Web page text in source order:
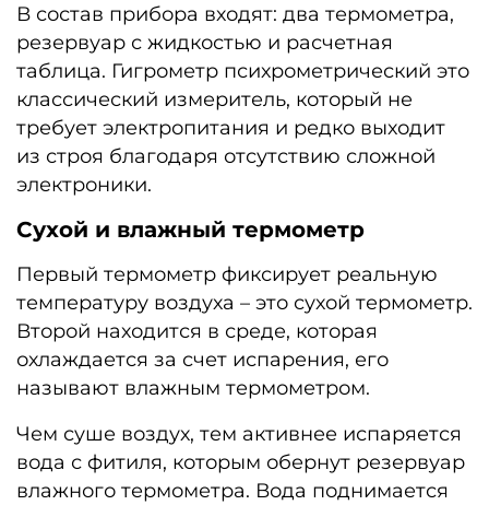
В состав прибора входят: два термометра,
резервуар с жидкостью и расчетная
таблица. Гигрометр психрометрический это
классический измеритель, который не
требует электропитания и редко выходит
из строя благодаря отсутствию сложной
электроники.
Сухой и влажный термометр
Первый термометр фиксирует реальную
температуру воздуха – это сухой термометр.
Второй находится в среде, которая
охлаждается за счет испарения, его
называют влажным термометром.
Чем суше воздух, тем активнее испаряется
вода с фитиля, которым обернут резервуар
влажного термометра. Вода поднимается